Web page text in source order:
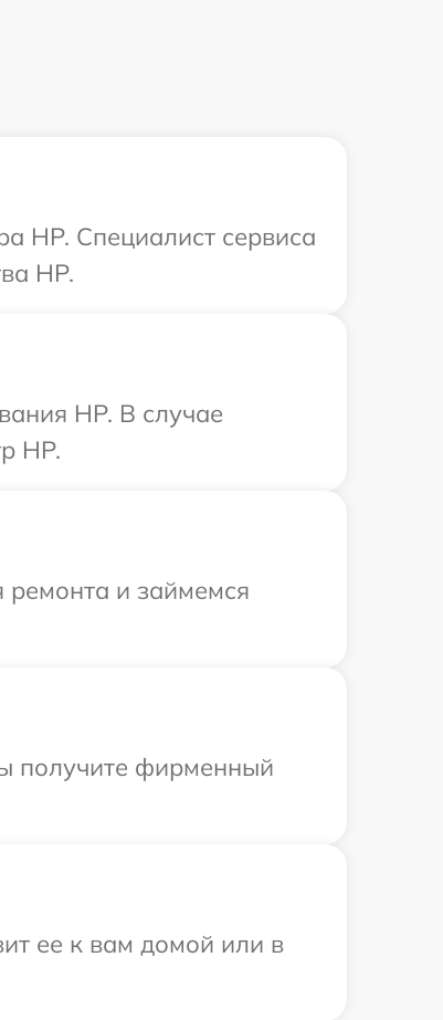
HP. Специалист сервиса
HP.
HP. В случае
HP.
ремонта и займемся
получите фирменный
ее к вам домой или в